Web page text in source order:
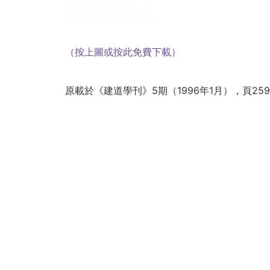
（按上圖或按此免費下載）
原載於《建道學刊》5期（1996年1月），頁